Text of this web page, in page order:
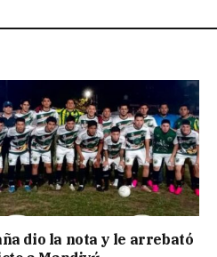
dio la nota y le arrebató